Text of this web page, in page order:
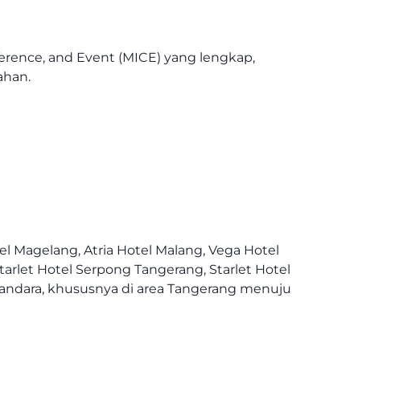
and Event (MICE) yang lengkap,
Magelang, Atria Hotel Malang, Vega Hotel
Hotel Serpong Tangerang, Starlet Hotel
khususnya di area Tangerang menuju